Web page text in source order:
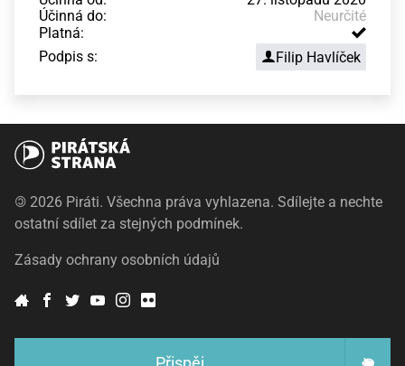
Účinná do:
Neurčité
Platná:
Podpis s:
Filip Havlíček
© 2026 Piráti. Všechna práva vyhlazena. Sdílejte a nechte
ostatní sdílet za stejných podmínek.
Zásady ochrany osobních údajů